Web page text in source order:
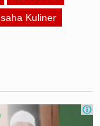
Kuliner